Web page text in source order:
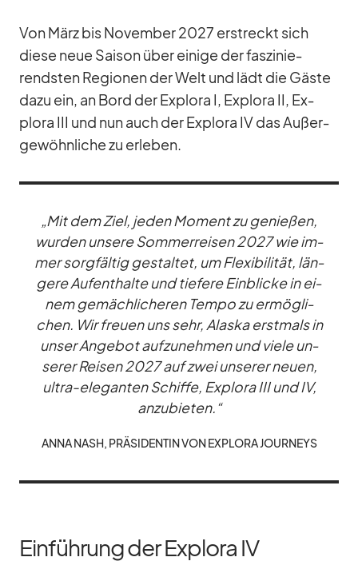
Von März bis No­vem­ber 2027 er­streckt sich
diese neue Sai­son über ei­nige der fas­zi­nie­
rends­ten Re­gio­nen der Welt und lädt die Gäste
dazu ein, an Bord der Ex­plora I, Ex­plora II, Ex­
plora III und nun auch der Ex­plora IV das Au­ßer­
ge­wöhn­li­che zu er­le­ben.
„Mit dem Ziel, je­den Mo­ment zu ge­nie­ßen,
wur­den un­sere Som­mer­rei­sen 2027 wie im­
mer sorg­fäl­tig ge­stal­tet, um Fle­xi­bi­li­tät, län­
gere Auf­ent­halte und tie­fere Ein­bli­cke in ei­
nem ge­mäch­li­che­ren Tempo zu er­mög­li­
chen. Wir freuen uns sehr, Alaska erst­mals in
un­ser An­ge­bot auf­zu­neh­men und viele un­
se­rer Rei­sen 2027 auf zwei un­se­rer neuen,
ul­tra-ele­gan­ten Schiffe, Ex­plora III und IV,
an­zu­bie­ten.“
ANNA NASH, PRÄ­SI­DEN­TIN VON EX­PLORA JOUR­NEYS
Einführung der Explora IV